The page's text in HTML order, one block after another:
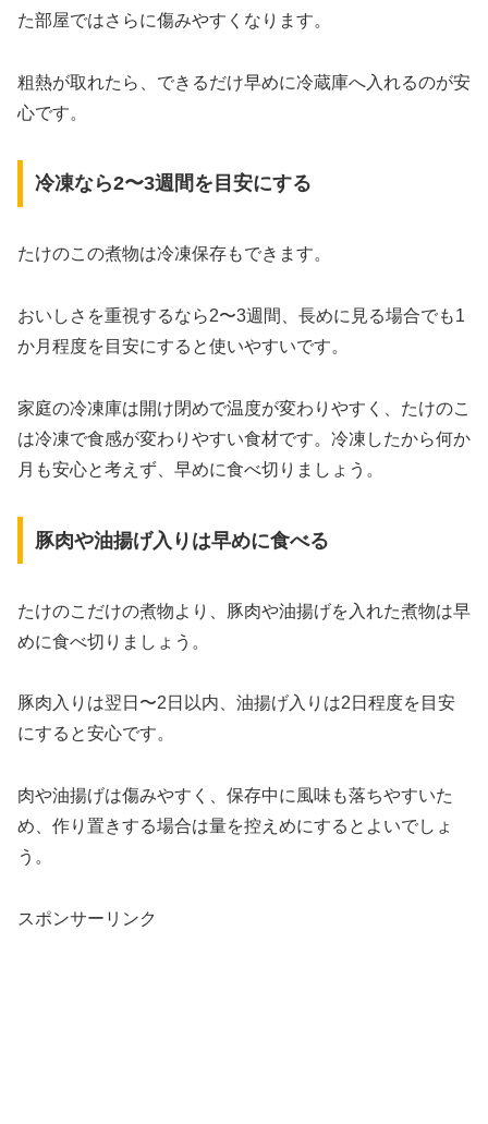
た部屋ではさらに傷みやすくなります。
粗熱が取れたら、できるだけ早めに冷蔵庫へ入れるのが安
心です。
冷凍なら2〜3週間を目安にする
たけのこの煮物は冷凍保存もできます。
おいしさを重視するなら2〜3週間、長めに見る場合でも1
か月程度を目安にすると使いやすいです。
家庭の冷凍庫は開け閉めで温度が変わりやすく、たけのこ
は冷凍で食感が変わりやすい食材です。冷凍したから何か
月も安心と考えず、早めに食べ切りましょう。
豚肉や油揚げ入りは早めに食べる
たけのこだけの煮物より、豚肉や油揚げを入れた煮物は早
めに食べ切りましょう。
豚肉入りは翌日〜2日以内、油揚げ入りは2日程度を目安
にすると安心です。
肉や油揚げは傷みやすく、保存中に風味も落ちやすいた
め、作り置きする場合は量を控えめにするとよいでしょ
う。
スポンサーリンク